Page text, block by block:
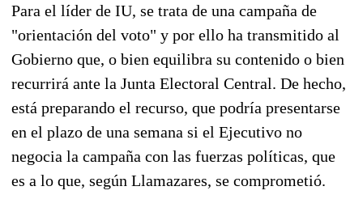
Para el líder de IU, se trata de una campaña de
"orientación del voto" y por ello ha transmitido al
Gobierno que, o bien equilibra su contenido o bien
recurrirá ante la Junta Electoral Central. De hecho,
está preparando el recurso, que podría presentarse
en el plazo de una semana si el Ejecutivo no
negocia la campaña con las fuerzas políticas, que
es a lo que, según Llamazares, se comprometió.